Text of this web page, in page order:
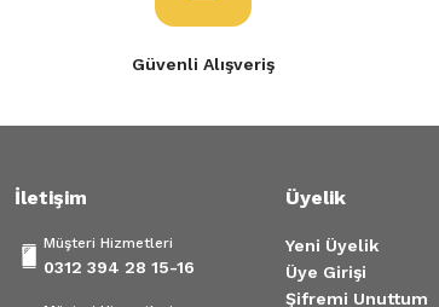
Güvenli Alışveriş
İletişim
Müşteri Hizmetleri
0312 394 28 15-16
Üyelik
Yeni Üyelik
Üye Girişi
Şifremi Unuttum